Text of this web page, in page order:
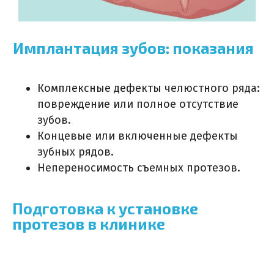
Имплантация зубов: показания
Комплексные дефекты челюстного ряда:
повреждение или полное отсутствие
зубов.
Концевые или включенные дефекты
зубных рядов.
Непереносимость съемных протезов.
Подготовка к установке
протезов в клинике